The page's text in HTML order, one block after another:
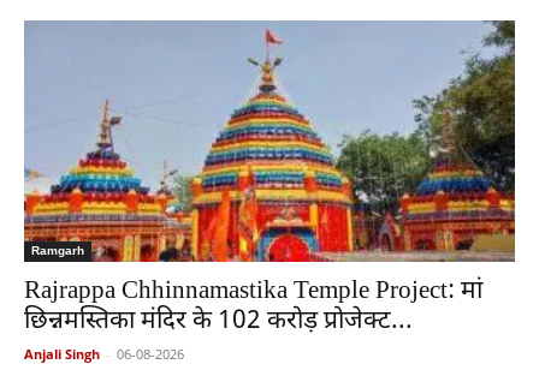
Ramgarh
Rajrappa Chhinnamastika Temple Project: मां
छिन्नमस्तिका मंदिर के 102 करोड़ प्रोजेक्ट...
Anjali Singh - 06-08-2026